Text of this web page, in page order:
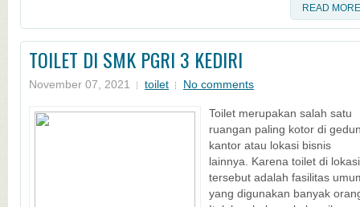
READ MORE
TOILET DI SMK PGRI 3 KEDIRI
November 07, 2021 toilet No comments
Toilet merupakan salah satu
ruangan paling kotor di
kantor atau lokasi bisnis
lainnya. Karena toilet di lokasi
tersebut adalah fasilitas
yang digunakan banyak